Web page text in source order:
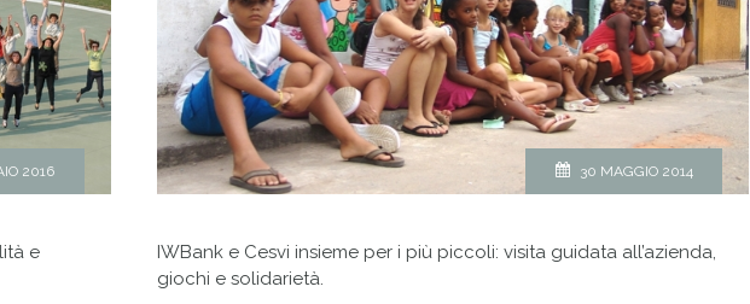
2016
e
30 MAGGIO 2014
IWBank e Cesvi insieme per i più piccoli: visita guidata all’azienda,
giochi e solidarietà.